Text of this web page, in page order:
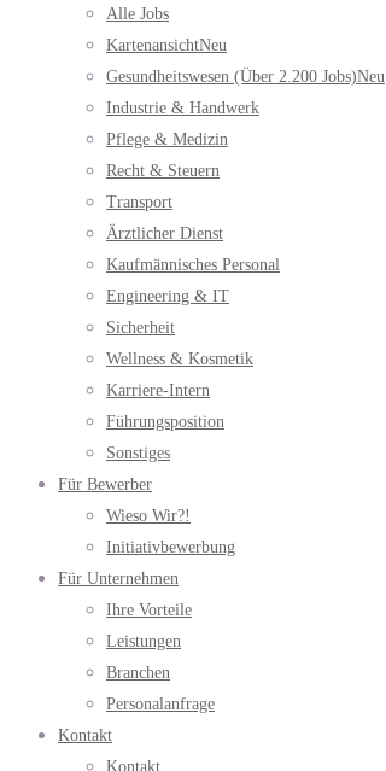
Alle Jobs
KartenansichtNeu
Gesundheitswesen (über 2.200 Jobs)Neu
Industrie & Handwerk
Pflege & Medizin
Recht & Steuern
Transport
Ärztlicher Dienst
Kaufmännisches Personal
Engineering & IT
Sicherheit
Wellness & Kosmetik
Karriere-Intern
Führungsposition
Sonstiges
Für Bewerber
Wieso Wir?!
Initiativbewerbung
Für Unternehmen
Ihre Vorteile
Leistungen
Branchen
Personalanfrage
Kontakt
Kontakt